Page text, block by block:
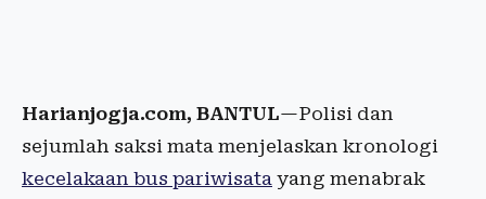
Harianjogja.com, BANTUL—Polisi dan
sejumlah saksi mata menjelaskan kronologi
kecelakaan bus pariwisata yang menabrak